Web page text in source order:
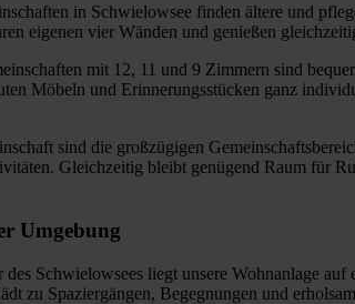
in Schwielowsee finden ältere und
eigenen vier Wänden und genießen
mit 12, 11 und 9 Zimmern sind
Möbeln und Erinnerungsstücken ganz
sind die großzügigen
Gleichzeitig bleibt genügend Raum für
Umgebung
Schwielowsees liegt unsere Wohnanlage
zu Spaziergängen, Begegnungen und